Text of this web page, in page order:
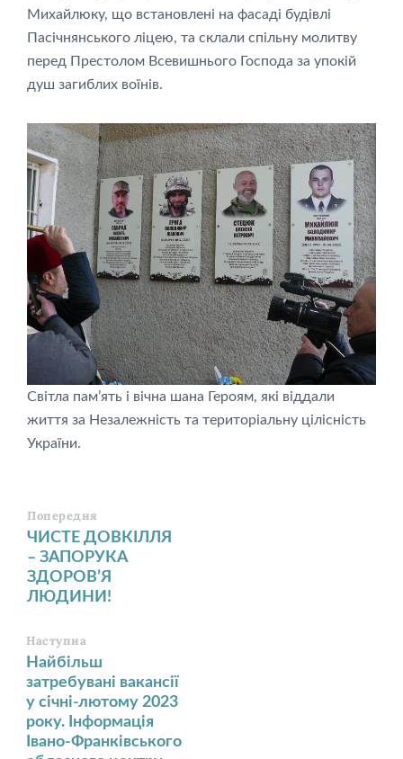
Михайлюку, що встановлені на фасаді будівлі
Пасічнянського ліцею, та склали спільну молитву
перед Престолом Всевишнього Господа за упокій
душ загиблих воїнів.
Світла пам’ять і вічна шана Героям, які віддали
життя за Незалежність та територіальну цілісність
України.
Попередня
ЧИСТЕ ДОВКІЛЛЯ
– ЗАПОРУКА
ЗДОРОВ’Я
ЛЮДИНИ!
Наступна
Найбільш
затребувані вакансії
у січні-лютому 2023
року. Інформація
Івано-Франківського